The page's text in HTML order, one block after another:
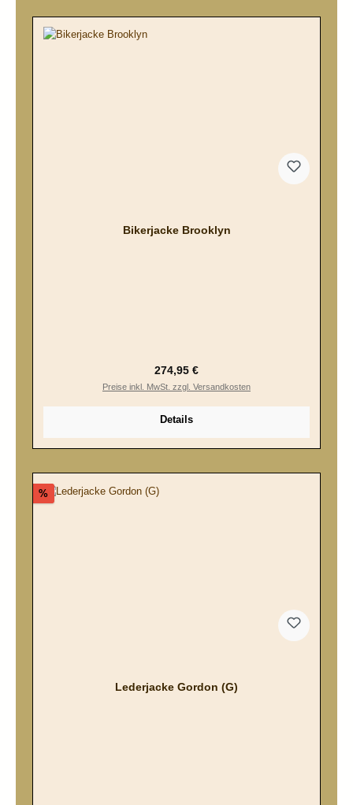
Bikerjacke Brooklyn
Regulärer Preis:
274,95 €
Preise inkl. MwSt. zzgl. Versandkosten
Details
%Rabatt
Lederjacke Gordon (G)